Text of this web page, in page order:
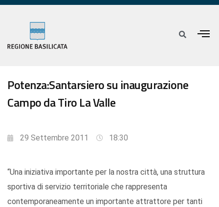
Potenza:Santarsiero su inaugurazione
Campo da Tiro La Valle
29 Settembre 2011 18:30
“Una iniziativa importante per la nostra città, una struttura
sportiva di servizio territoriale che rappresenta
contemporaneamente un importante attrattore per tanti